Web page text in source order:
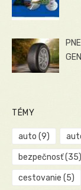
TÉMY
auto (9)
bezpečnosť(35)
cestovanie (5)